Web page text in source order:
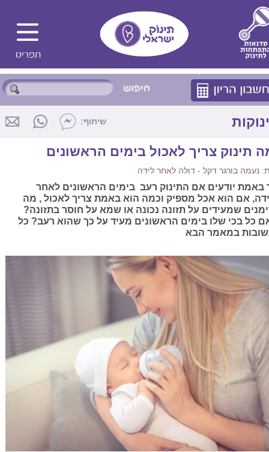
שיתוף:
תינוק צריך לאכול בימים הראשונים
נעמה בורגר דקל - דולה לאחר לידה
באמת יודעים אם התינוק רעב בימים הראשונים לאחר
אם הוא אכל מספיק וכמה הוא באמת צריך לאכול , מה
שמעידים על תזונה נכונה או שמא על חוסר בתזונה?
כל בכי שלו בימים הראשונים מעיד על כך שהוא רעב? כל
במאמר הבא